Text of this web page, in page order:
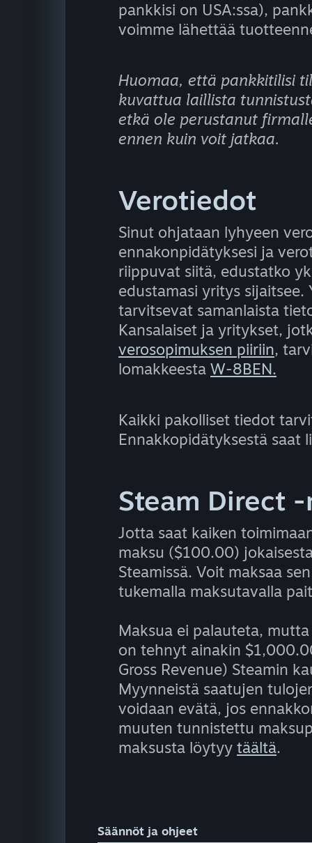
pankkisi on USA:ssa),
voimme lähettää
Huomaa, että pankkitilisi
kuvattua laillista
etkä ole perustanut
ennen kuin voit jatkaa.
Verotiedot
Sinut ohjataan lyhyeen
ennakonpidätyksesi ja
riippuvat siitä, edustatko
edustamasi yritys
tarvitsevat samanlaista
Kansalaiset ja yritykset,
verosopimuksen piiriin,
lomakkeesta W-8BEN.
Kaikki pakolliset tiedot
Ennakkopidätyksestä saat
Steam Direct
Jotta saat kaiken
maksu ($100.00)
Steamissä. Voit maksaa
tukemalla maksutavalla
Maksua ei palauteta,
on tehnyt ainakin
Gross Revenue) Steamin
Myynneistä saatujen
voidaan evätä, jos
muuten tunnistettu
maksusta löytyy täältä.
Säännöt ja ohjeet